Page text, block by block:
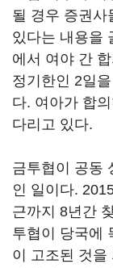
될 경우 증권사
있다는 내용을
에서 여야 간
정기한인 2일
다. 여아가 합
다리고 있다.
금투협이 공동
인 일이다.
근까지 8년간
투협이 당국에
이 고조된 것을